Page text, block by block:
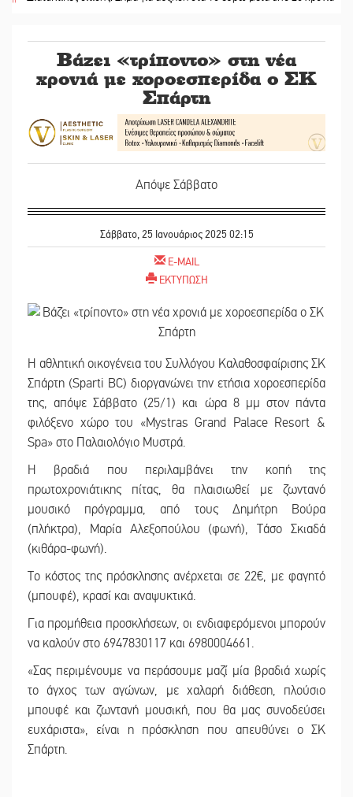
Βάζει «τρίποντο» στη νέα
χρονιά με χοροεσπερίδα ο ΣΚ
Σπάρτη
Απόψε Σάββατο
Σάββατο, 25 Ιανουάριος 2025 02:15
E-MAIL
ΕΚΤΥΠΩΣΗ
Η αθλητική οικογένεια του Συλλόγου Καλαθοσφαίρισης ΣΚ
Σπάρτη (Sparti BC) διοργανώνει την ετήσια χοροεσπερίδα
της, απόψε Σάββατο (25/1) και ώρα 8 μμ στον πάντα
φιλόξενο χώρο του «Mystras Grand Palace Resort &
Spa» στο Παλαιολόγιο Μυστρά.
Η βραδιά που περιλαμβάνει την κοπή της
πρωτοχρονιάτικης πίτας, θα πλαισιωθεί με ζωντανό
μουσικό πρόγραμμα, από τους Δημήτρη Βούρα
(πλήκτρα), Μαρία Αλεξοπούλου (φωνή), Τάσο Σκιαδά
(κιθάρα-φωνή).
Το κόστος της πρόσκλησης ανέρχεται σε 22€, με φαγητό
(μπουφέ), κρασί και αναψυκτικά.
Για προμήθεια προσκλήσεων, οι ενδιαφερόμενοι μπορούν
να καλούν στο 6947830117 και 6980004661.
«Σας περιμένουμε να περάσουμε μαζί μία βραδιά χωρίς
το άγχος των αγώνων, με χαλαρή διάθεση, πλούσιο
μπουφέ και ζωντανή μουσική, που θα μας συνοδεύσει
ευχάριστα», είναι η πρόσκληση που απευθύνει ο ΣΚ
Σπάρτη.